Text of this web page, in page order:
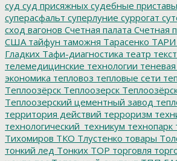
суд суд присяжных судебные приставы
суперасфальт суперлуние суррогат
сход вагонов Счетная палата Счетная
США тайфун таможня Тарасенко ТАРИ
Гладких Тафи-диагностика театр
телемедицинские технологии
экономика тепловоз тепловые сети
Теплоозёрск Теплоозерск
Теплоозерский цементный завод
территория действий терроризм
технологический_техникум технопарк
Тихомиров ТКО Тлустенко товары
тонкий лед Тонких ТОР торговля